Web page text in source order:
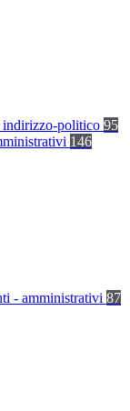
indirizzo-politico 95
146
- amministrativi 87